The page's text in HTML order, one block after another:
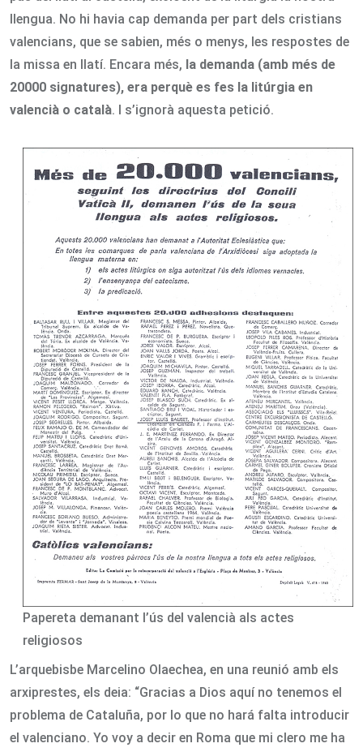
llengua. No hi havia cap demanda per part dels cristians
valencians, que se sabien, més o menys, les respostes de
la missa en llatí. Encara més, la demanda (amb més de
20000 signatures), era perquè es fes la litúrgia en
valencià o català. I s’ignorà aquesta petició.
Papereta demanant l’ús del valencià als actes
religiosos
L’arquebisbe Marcelino Olaechea, en una reunió amb els
arxiprestes, els deia: “Gracias a Dios aquí no tenemos el
problema de Cataluña, por lo que no hará falta introducir
el valenciano. Yo voy a decir en Roma que mi clero me ha